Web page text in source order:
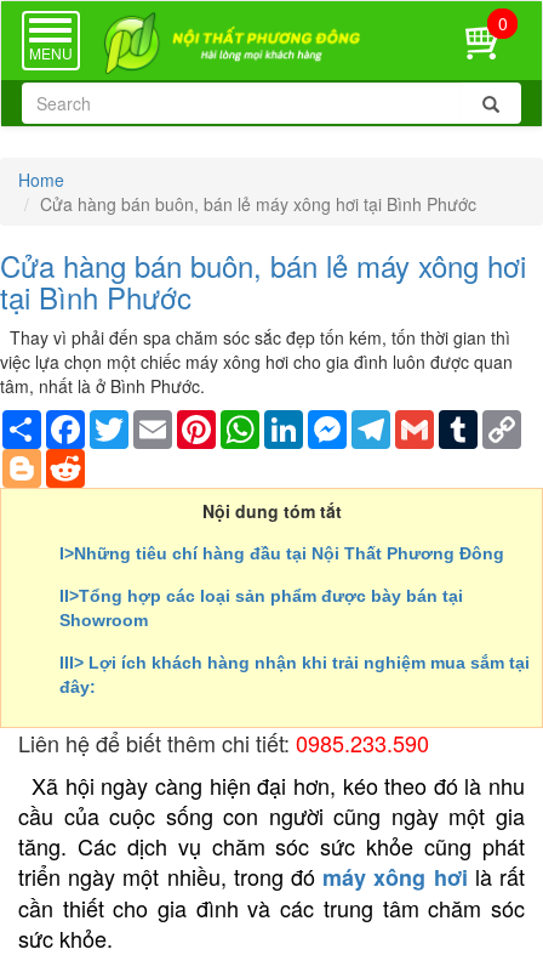
TOGGLE
NAVIGATION
MENU
0
Home
Cửa hàng bán buôn, bán lẻ máy xông hơi tại Bình Phước
Cửa hàng bán buôn, bán lẻ máy xông hơi
tại Bình Phước
Thay vì phải đến spa chăm sóc sắc đẹp tốn kém, tốn thời gian thì
việc lựa chọn một chiếc máy xông hơi cho gia đình luôn được quan
tâm, nhất là ở Bình Phước.
Share Facebook
TwitterEmail PinterestWhatsAppLinkedInMessengerTelegram
Gmail Tumblr
Blogger
Nội dung tóm tắt
I>Những tiêu chí hàng đầu tại Nội Thất Phương Đông
II>Tổng hợp các loại sản phẩm được bày bán tại
Showroom
III> Lợi ích khách hàng nhận khi trải nghiệm mua sắm tại
đây:
Liên hệ để biết thêm chi tiết: 0985.233.590
Xã hội ngày càng hiện đại hơn, kéo theo đó là nhu
cầu của cuộc sống con người cũng ngày một gia
tăng. Các dịch vụ chăm sóc sức khỏe cũng phát
triển ngày một nhiều, trong đó máy xông hơi là rất
cần thiết cho gia đình và các trung tâm chăm sóc
sức khỏe.